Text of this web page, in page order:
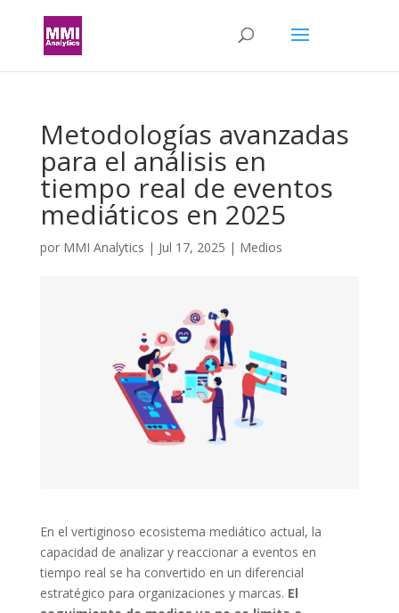
Metodologías avanzadas
para el análisis en
tiempo real de eventos
mediáticos en 2025
por MMI Analytics | Jul 17, 2025 | Medios
En el vertiginoso ecosistema mediático actual, la
capacidad de analizar y reaccionar a eventos en
tiempo real se ha convertido en un diferencial
estratégico para organizaciones y marcas. El